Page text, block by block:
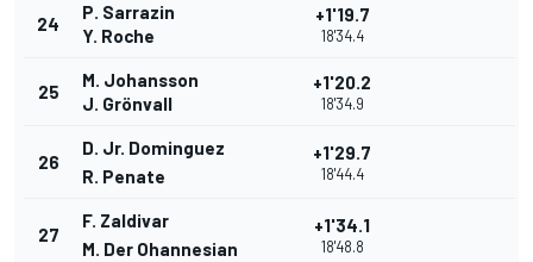
24
P. Sarrazin
Y. Roche
+1'19.7
18'34.4
25
M. Johansson
J. Grönvall
+1'20.2
18'34.9
26
D. Jr. Dominguez
R. Penate
+1'29.7
18'44.4
27
F. Zaldivar
M. Der Ohannesian
+1'34.1
18'48.8